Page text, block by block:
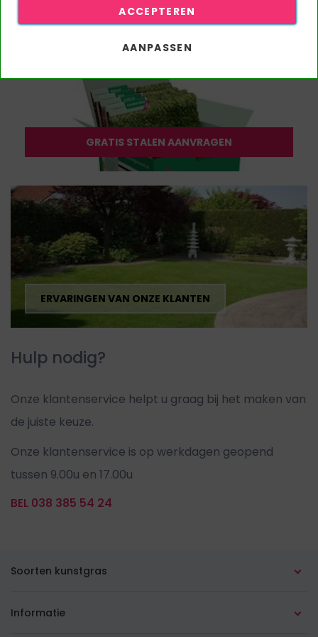
ACCEPTEREN
AANPASSEN
GRATIS STALEN AANVRAGEN
ERVARINGEN VAN ONZE KLANTEN
Hulp nodig?
Onze klantenservice helpt u graag bij het maken van
de juiste keuze.
Onze klantenservice is op werkdagen geopend
tussen 9.00u en 17.00u
BEL 038 385 54 24
Soorten kunstgras
Alle soorten
Informatie